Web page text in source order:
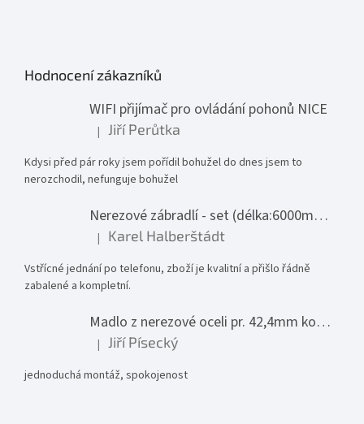
Hodnocení zákazníků
WIFI přijímač pro ovládání pohonů NICE
Hodnocení produktu je 1 z 5 hvězdiček.
| Jiří Perůtka
Kdysi před pár roky jsem pořídil bohužel do dnes jsem to
nerozchodil, nefunguje bohužel
Nerezové zábradlí - set (délka:6000mm x výška:1000mm)
Hodnocení produktu je 5 z 5 hvězdiček.
| Karel Halberštádt
Vstřícné jednání po telefonu, zboží je kvalitní a přišlo řádně
zabalené a kompletní.
Madlo z nerezové oceli pr. 42,4mm komplet - model 0116 - 3000mm
Hodnocení produktu je 5 z 5 hvězdiček.
| Jiří Písecký
jednoduchá montáž, spokojenost